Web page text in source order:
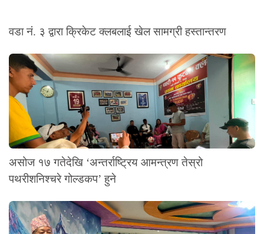
वडा नं. ३ द्वारा क्रिकेट क्लबलाई खेल सामग्री हस्तान्तरण
असोज १७ गतेदेखि ‘अन्तर्राष्ट्रिय आमन्त्रण तेस्रो
पथरीशनिश्चरे गोल्डकप’ हुने